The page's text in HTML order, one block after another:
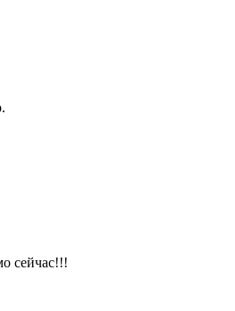
сейчас!!!